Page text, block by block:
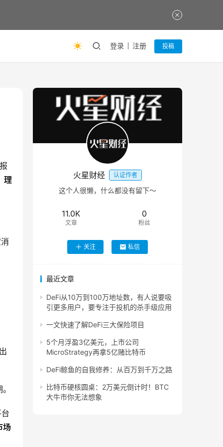
登录 注册 投稿
理
场
火星财经 认证作者
这个人很懒，什么都没有留下～
11.0K
文章
0
粉丝
关注 私信
最近文章
DeFi从10万到100万地址数，有人说要吸
引更多用户，要专注于投机的杀手级应用
一文快速了解DeFi三大保险项目
5个月浮盈3亿美元，上市公司
MicroStrategy再拿5亿赌比特币
DeFi鲸鱼的自我修养：从百万到千万之路
比特币硬核圆桌：2万美元倒计时！BTC
大牛市你无法想象